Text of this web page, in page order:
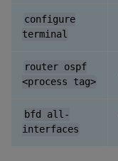
configure
terminal
router ospf
<process tag>
bfd all-
interfaces